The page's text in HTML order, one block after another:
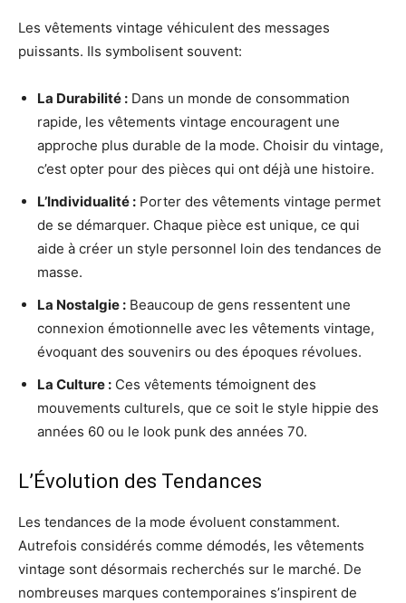
Les vêtements vintage véhiculent des messages
puissants. Ils symbolisent souvent:
La Durabilité : Dans un monde de consommation
rapide, les vêtements vintage encouragent une
approche plus durable de la mode. Choisir du vintage,
c’est opter pour des pièces qui ont déjà une histoire.
L’Individualité : Porter des vêtements vintage permet
de se démarquer. Chaque pièce est unique, ce qui
aide à créer un style personnel loin des tendances de
masse.
La Nostalgie : Beaucoup de gens ressentent une
connexion émotionnelle avec les vêtements vintage,
évoquant des souvenirs ou des époques révolues.
La Culture : Ces vêtements témoignent des
mouvements culturels, que ce soit le style hippie des
années 60 ou le look punk des années 70.
L’Évolution des Tendances
Les tendances de la mode évoluent constamment.
Autrefois considérés comme démodés, les vêtements
vintage sont désormais recherchés sur le marché. De
nombreuses marques contemporaines s’inspirent de